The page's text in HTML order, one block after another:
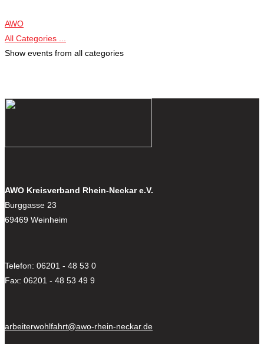
AWO
All Categories ...
Show events from all categories
AWO Kreisverband Rhein-Neckar e.V.
Burggasse 23
69469 Weinheim
Telefon: 06201 - 48 53 0
Fax: 06201 - 48 53 49 9
arbeiterwohlfahrt@awo-rhein-neckar.de